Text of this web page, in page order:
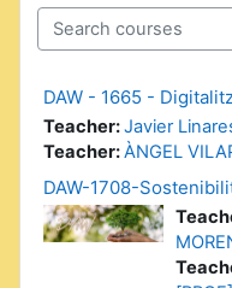
Search courses
DAW - 1665 -
Teacher:Javier
Teacher:ÀNGEL
DAW-1708-